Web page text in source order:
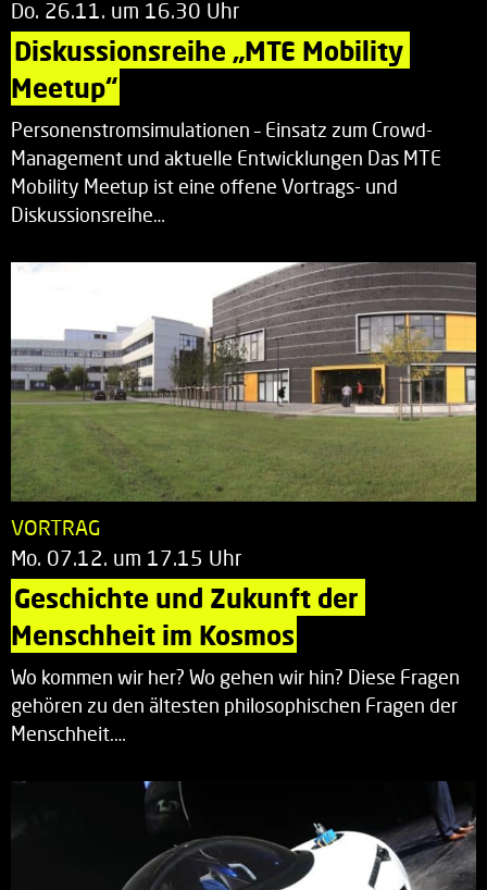
Do. 26.11. um 16.30 Uhr
Diskussionsreihe „MTE Mobility
Meetup“
Personenstromsimulationen – Einsatz zum Crowd-
Management und aktuelle Entwicklungen Das MTE
Mobility Meetup ist eine offene Vortrags- und
Diskussionsreihe…
VORTRAG
Mo. 07.12. um 17.15 Uhr
Geschichte und Zukunft der
Menschheit im Kosmos
Wo kommen wir her? Wo gehen wir hin? Diese Fragen
gehören zu den ältesten philosophischen Fragen der
Menschheit.…